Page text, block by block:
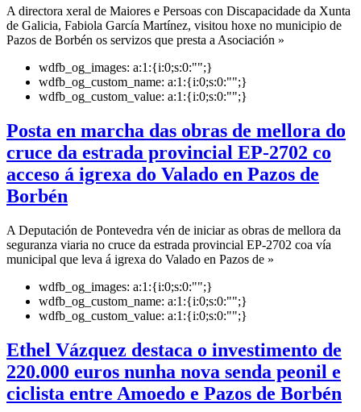
A directora xeral de Maiores e Persoas con Discapacidade da Xunta
de Galicia, Fabiola García Martínez, visitou hoxe no municipio de
Pazos de Borbén os servizos que presta a Asociación »
wdfb_og_images: a:1:{i:0;s:0:"";}
wdfb_og_custom_name: a:1:{i:0;s:0:"";}
wdfb_og_custom_value: a:1:{i:0;s:0:"";}
Posta en marcha das obras de mellora do
cruce da estrada provincial EP-2702 co
acceso á igrexa do Valado en Pazos de
Borbén
A Deputación de Pontevedra vén de iniciar as obras de mellora da
seguranza viaria no cruce da estrada provincial EP-2702 coa vía
municipal que leva á igrexa do Valado en Pazos de »
wdfb_og_images: a:1:{i:0;s:0:"";}
wdfb_og_custom_name: a:1:{i:0;s:0:"";}
wdfb_og_custom_value: a:1:{i:0;s:0:"";}
Ethel Vázquez destaca o investimento de
220.000 euros nunha nova senda peonil e
ciclista entre Amoedo e Pazos de Borbén